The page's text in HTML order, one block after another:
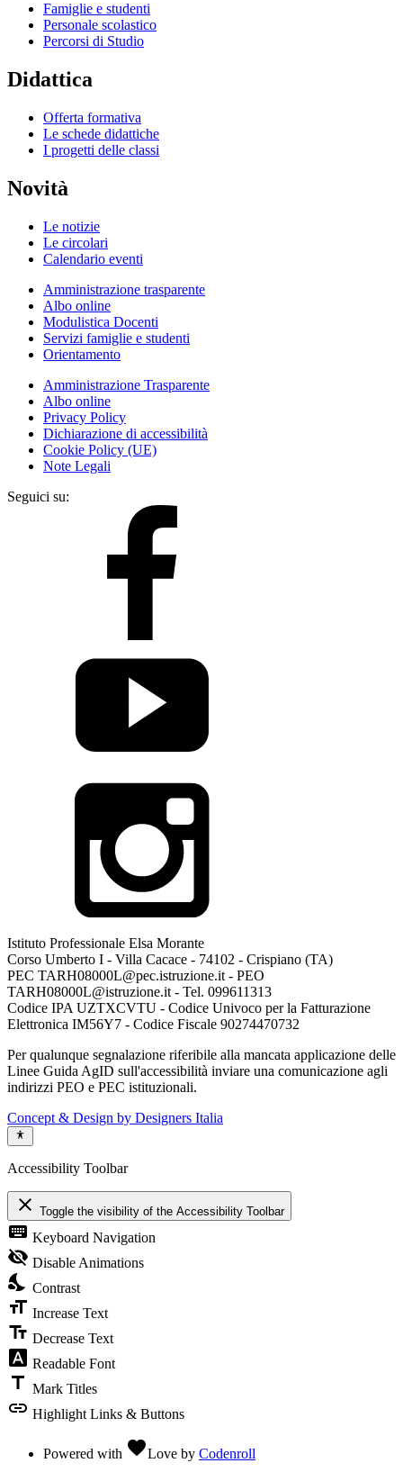
Famiglie e studenti
Personale scolastico
Percorsi di Studio
Didattica
Offerta formativa
Le schede didattiche
I progetti delle classi
Novità
Le notizie
Le circolari
Calendario eventi
Amministrazione trasparente
Albo online
Modulistica Docenti
Servizi famiglie e studenti
Orientamento
Amministrazione Trasparente
Albo online
Privacy Policy
Dichiarazione di accessibilità
Cookie Policy (UE)
Note Legali
Seguici su:
Istituto Professionale Elsa Morante
Corso Umberto I - Villa Cacace - 74102 - Crispiano (TA)
PEC TARH08000L@pec.istruzione.it - PEO
TARH08000L@istruzione.it - Tel. 099611313
Codice IPA UZTXCVTU - Codice Univoco per la Fatturazione
Elettronica IM56Y7 - Codice Fiscale 90274470732
Per qualunque segnalazione riferibile alla mancata applicazione delle
Linee Guida AgID sull'accessibilità inviare una comunicazione agli
indirizzi PEO e PEC istituzionali.
Concept & Design by Designers Italia
Accessibility Toolbar
close Toggle the visibility of the Accessibility Toolbar
keyboard Keyboard Navigation
visibility_off Disable Animations
nights_stay Contrast
format_size Increase Text
text_fields Decrease Text
font_download Readable Font
title Mark Titles
link Highlight Links & Buttons
Powered with favoriteLove by Codenroll